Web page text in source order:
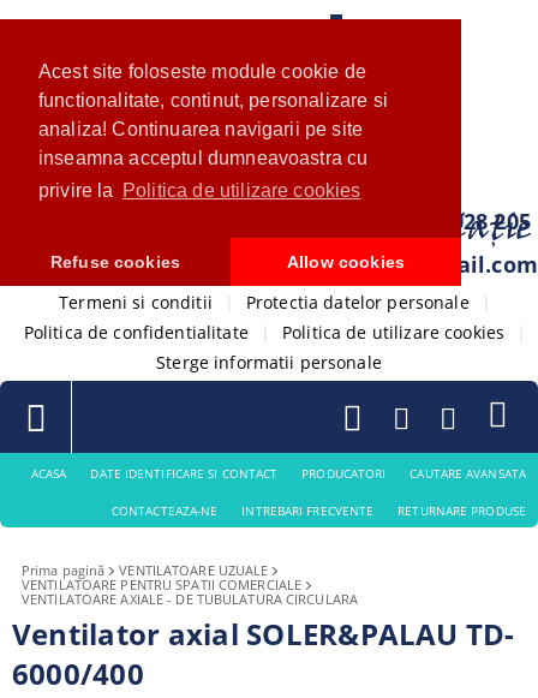
Acest site foloseste module cookie de
functionalitate, continut, personalizare si
analiza! Continuarea navigarii pe site
inseamna acceptul dumneavoastra cu
privire la
Politica de utilizare cookies
Refuse cookies Allow cookies
0733 028 205
com.ventistore@gmail.com
Termeni si conditii Protectia datelor personale
Politica de confidentialitate
Politica de utilizare cookies
Sterge informatii personale
ACASA DATE IDENTIFICARE SI CONTACT PRODUCATORI CAUTARE AVANSATA
CONTACTEAZA-NE INTREBARI FRECVENTE RETURNARE PRODUSE
Prima pagină
VENTILATOARE UZUALE
VENTILATOARE PENTRU SPATII COMERCIALE
VENTILATOARE AXIALE - DE TUBULATURA CIRCULARA
Ventilator axial SOLER&PALAU TD-
6000/400